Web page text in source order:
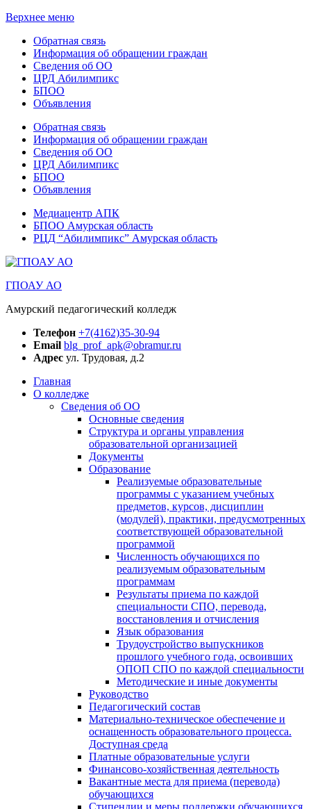
Верхнее меню
Обратная связь
Информация об обращении граждан
Сведения об ОО
ЦРД Абилимпикс
БПОО
Объявления
Обратная связь
Информация об обращении граждан
Сведения об ОО
ЦРД Абилимпикс
БПОО
Объявления
Медиацентр АПК
БПОО Амурская область
РЦД “Абилимпикс” Амурская область
ГПОАУ АО
Амурский педагогический колледж
Телефон +7(4162)35-30-94
Email blg_prof_apk@obramur.ru
Адрес ул. Трудовая, д.2
Главная
О колледже
Сведения об ОО
Основные сведения
Структура и органы управления
образовательной организацией
Документы
Образование
Реализуемые образовательные
программы с указанием учебных
предметов, курсов, дисциплин
(модулей), практики, предусмотренных
соответствующей образовательной
программой
Численность обучающихся по
реализуемым образовательным
программам
Результаты приема по каждой
специальности СПО, перевода,
восстановления и отчисления
Язык образования
Трудоустройство выпускников
прошлого учебного года, освоивших
ОПОП СПО по каждой специальности
Методические и иные документы
Руководство
Педагогический состав
Материально-техническое обеспечение и
оснащенность образовательного процесса.
Доступная среда
Платные образовательные услуги
Финансово-хозяйственная деятельность
Вакантные места для приема (перевода)
обучающихся
Стипендии и меры поддержки обучающихся